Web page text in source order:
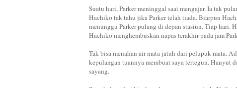
Suatu hari, Parker meninggal saat mengajar. Ia tak
Hachiko tak tahu jika Parker telah tiada. Biarpun
menunggu Parker pulang di depan stasiun. Tiap hari.
Hachiko menghembuskan napas terakhir pada jam
Tak bisa menahan air mata jatuh dari pelupuk mata.
kepulangan tuannya membuat saya tertegun. Hanyut
sayang.